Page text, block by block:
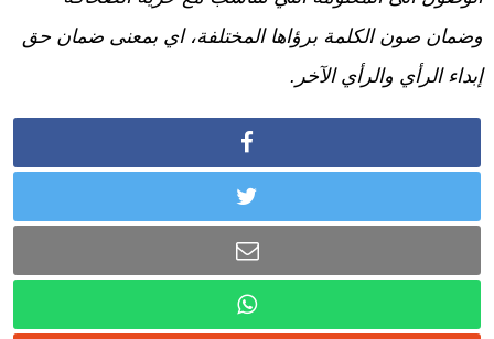
وضمان صون الكلمة برؤاها المختلفة، اي بمعنى ضمان حق
إبداء الرأي والرأي الآخر.